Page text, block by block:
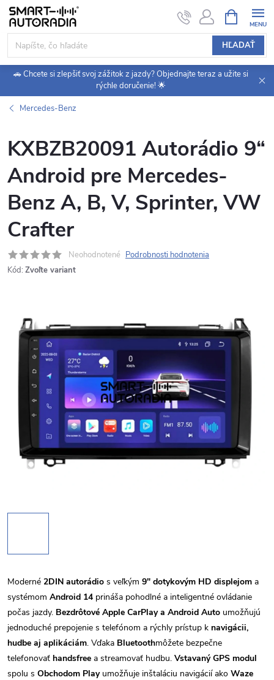
Prejsť
obsah
HĽADAŤ
KOŠÍK
🚗 Chcete si zlepšiť svoj zážitok z jazdy? Objednajte teraz a užite si
rýchle doručenie! 🌟
Mercedes-Benz
KXBZB20091 Autorádio 9“
Android pre Mercedes-
Benz A, B, V, Sprinter, VW
Crafter
Neohodnotené Podrobnosti hodnotenia
Kód: Zvoľte variant
Moderné 2DIN autorádio s veľkým 9" dotykovým HD displejom a
systémom Android 14 prináša pohodlné a inteligentné ovládanie
počas jazdy. Bezdrôtové Apple CarPlay a Android Auto umožňujú
jednoduché prepojenie s telefónom a rýchly prístup k navigácii,
hudbe aj aplikáciám. Vďaka Bluetoothmôžete bezpečne
telefonovať handsfree a streamovať hudbu. Vstavaný GPS modul
spolu s Obchodom Playumožňuje inštaláciu navigácií ako Waze